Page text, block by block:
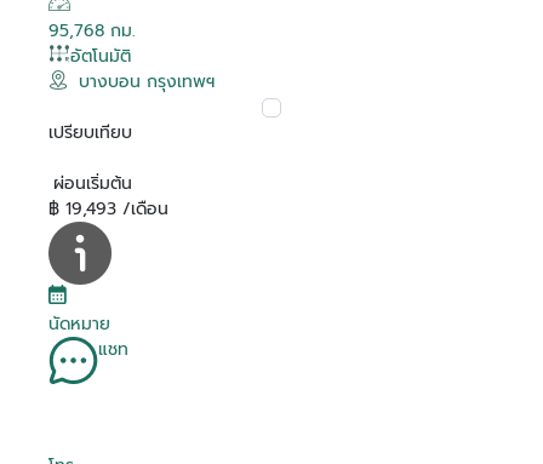
95,768 กม.
อัตโนมัติ
บางบอน กรุงเทพฯ
เปรียบเทียบ
ผ่อนเริ่มต้น
฿ 19,493 /เดือน
นัดหมาย
แชท